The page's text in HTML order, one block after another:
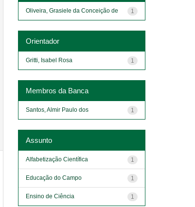
1
Oliveira, Grasiele da Conceição de
Orientador
1
Gritti, Isabel Rosa
Membros da Banca
1
Santos, Almir Paulo dos
Assunto
1
Alfabetização Científica
1
Educação do Campo
1
Ensino de Ciência